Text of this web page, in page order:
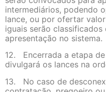
intermediários, podendo
lance, ou por ofertar
iguais serão
apresentação no sistema.
12. Encerrada a etapa
divulgará os lances na
13. No caso de